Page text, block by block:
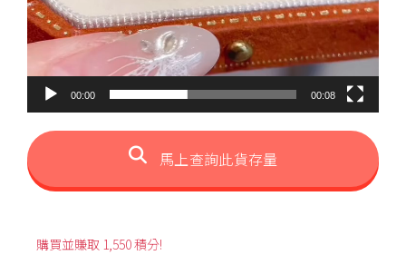
00:00 00:08
馬上查詢此貨存量
購買並賺取 1,550 積分!